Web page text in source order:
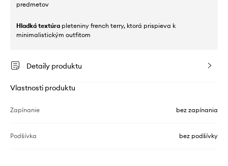
predmetov
Hladká textúra pleteniny french terry, ktorá prispieva k
minimalistickým outfitom
Detaily produktu
Vlastnosti produktu
Zapínanie bez zapínania
Podšívka bez podšívky